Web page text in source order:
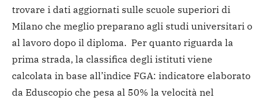
trovare i dati aggiornati sulle scuole superiori di
Milano che meglio preparano agli studi universitari o
al lavoro dopo il diploma. Per quanto riguarda la
prima strada, la classifica degli istituti viene
calcolata in base all’indice FGA: indicatore elaborato
da Eduscopio che pesa al 50% la velocità nel